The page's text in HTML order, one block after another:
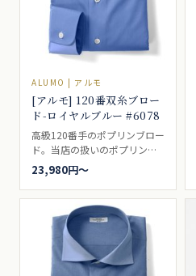
ALUMO | アルモ
[アルモ] 120番双糸ブロー
ド-ロイヤルブルー #6078
高級120番手のポプリンブロー
ド。当店の扱いのポプリンブ
ロードの中で、最もコストパ
フォーマンスに優れたポプリ
ンブロードです。シルクのよ
うな光沢と肌触り。世界最高
品質のポプリンブロードで
す。ブロードとも、ポプリン
とも呼ばれるいわゆる、普通
の白無地。一枚は持っていた
23,980円〜